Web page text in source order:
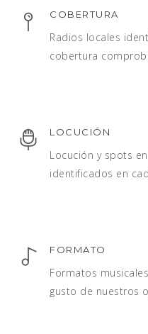
COBERTURA
Radios locales
cobertura
LOCUCIÓN
Locución y spots
identificados en
FORMATO
Formatos
gusto de nuestros